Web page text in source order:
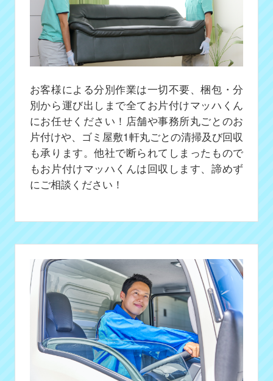
お客様による分別作業は一切不要、梱包・分
別から運び出しまで全てお片付けマッハくん
にお任せください！店舗や事務所丸ごとのお
片付けや、ゴミ屋敷1軒丸ごとの清掃及び回収
も承ります。他社で断られてしまったもので
もお片付けマッハくんは回収します、諦めず
にご相談ください！